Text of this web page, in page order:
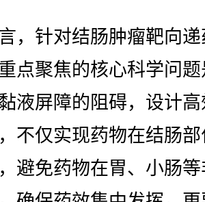
针对结肠肿瘤靶向递
点聚焦的核心科学问
液屏障的阻碍，设计
不仅实现药物在结肠
避免药物在胃、小肠